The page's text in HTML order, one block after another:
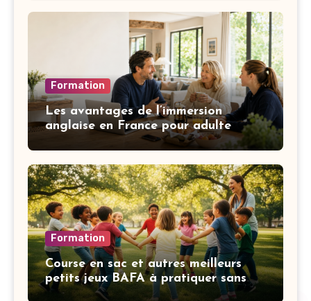
Formation
Les avantages de l’immersion
anglaise en France pour adulte
Formation
Course en sac et autres meilleurs
petits jeux BAFA à pratiquer sans
matériel selon vos objectifs